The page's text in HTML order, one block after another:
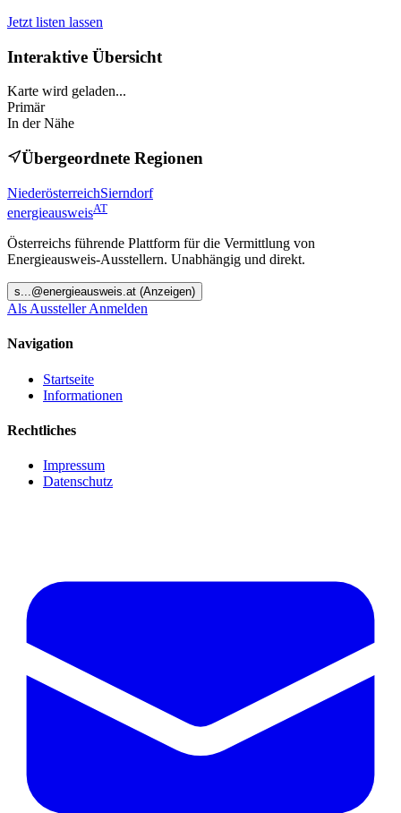
Jetzt listen lassen
Interaktive Übersicht
Karte wird geladen...
Primär
In der Nähe
Übergeordnete Regionen
NiederösterreichSierndorf
energieausweisAT
Österreichs führende Plattform für die Vermittlung von
Energieausweis-Ausstellern. Unabhängig und direkt.
s...@energieausweis.at (Anzeigen)
Als Aussteller Anmelden
Navigation
Startseite
Informationen
Rechtliches
Impressum
Datenschutz